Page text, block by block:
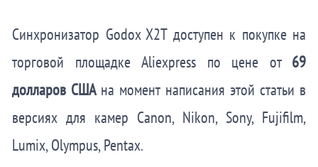
Синхронизатор Godox X2T доступен к покупке на
торговой площадке Aliexpress по цене от 69
долларов СШАна момент написания этой статьи в
версиях для камер Canon, Nikon, Sony, Fujifilm,
Lumix, Olympus, Pentax.